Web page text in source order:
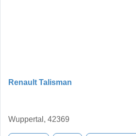
Renault Talisman
Wuppertal, 42369